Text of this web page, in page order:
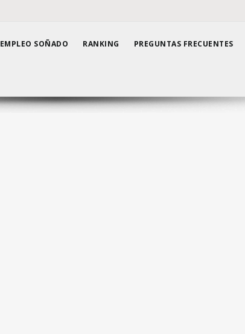
EMPLEO SOÑADO RANKING PREGUNTAS FRECUENTES